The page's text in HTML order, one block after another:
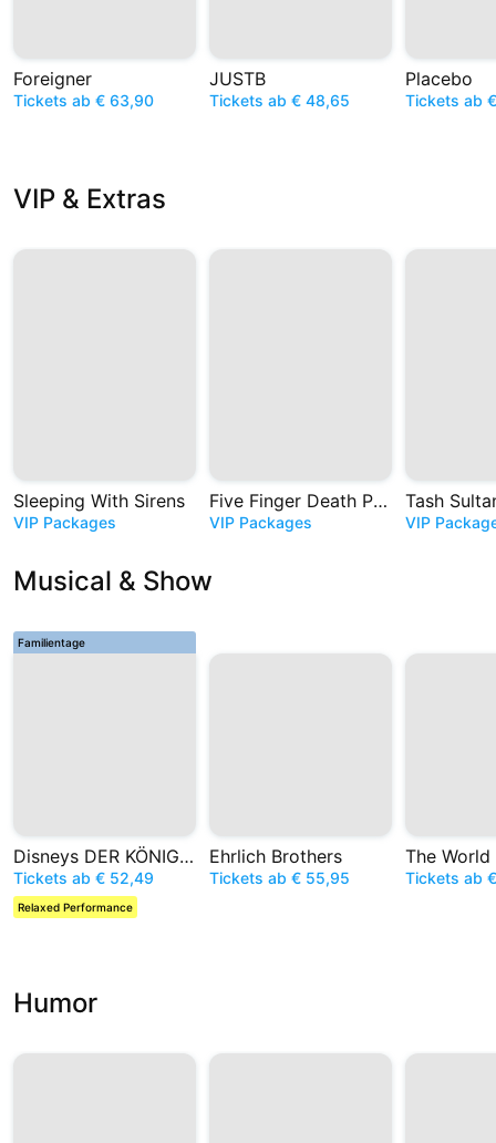
Foreigner
Tickets ab € 63,90
JUSTB
Tickets ab € 48,65
Placebo
Tickets ab
VIP & Extras
Sleeping With Sirens
VIP Packages
Five Finger Death Punch
VIP Packages
Tash
VIP
Musical & Show
Familientage
Disneys DER KÖNIG DER LÖWEN
Tickets ab € 52,49
Relaxed Performance
Ehrlich Brothers
Tickets ab € 55,95 Tickets ab
Humor